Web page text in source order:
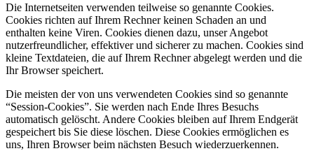
Die Internetseiten verwenden teilweise so genannte Cookies.
Cookies richten auf Ihrem Rechner keinen Schaden an und
enthalten keine Viren. Cookies dienen dazu, unser Angebot
nutzerfreundlicher, effektiver und sicherer zu machen. Cookies sind
kleine Textdateien, die auf Ihrem Rechner abgelegt werden und die
Ihr Browser speichert.
Die meisten der von uns verwendeten Cookies sind so genannte
“Session-Cookies”. Sie werden nach Ende Ihres Besuchs
automatisch gelöscht. Andere Cookies bleiben auf Ihrem Endgerät
gespeichert bis Sie diese löschen. Diese Cookies ermöglichen es
uns, Ihren Browser beim nächsten Besuch wiederzuerkennen.